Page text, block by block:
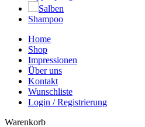
Salben
Shampoo
Home
Shop
Impressionen
Über uns
Kontakt
Wunschliste
Login / Registrierung
Warenkorb